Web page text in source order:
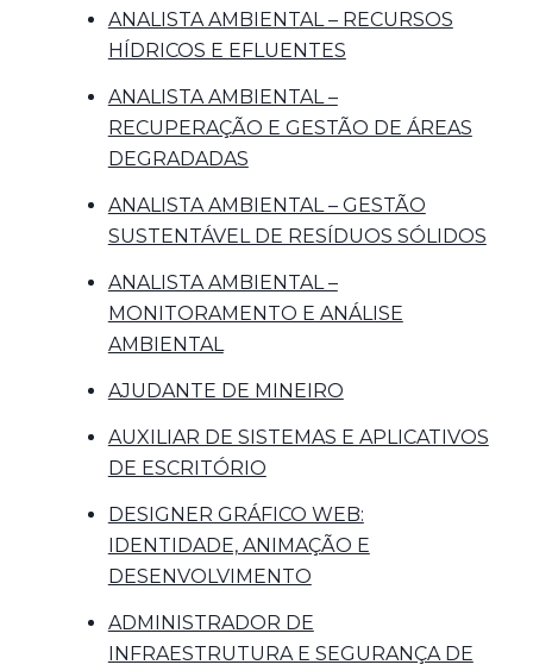
ANALISTA AMBIENTAL – RECURSOS
HÍDRICOS E EFLUENTES
ANALISTA AMBIENTAL –
RECUPERAÇÃO E GESTÃO DE ÁREAS
DEGRADADAS
ANALISTA AMBIENTAL – GESTÃO
SUSTENTÁVEL DE RESÍDUOS SÓLIDOS
ANALISTA AMBIENTAL –
MONITORAMENTO E ANÁLISE
AMBIENTAL
AJUDANTE DE MINEIRO
AUXILIAR DE SISTEMAS E APLICATIVOS
DE ESCRITÓRIO
DESIGNER GRÁFICO WEB:
IDENTIDADE, ANIMAÇÃO E
DESENVOLVIMENTO
ADMINISTRADOR DE
INFRAESTRUTURA E SEGURANÇA DE